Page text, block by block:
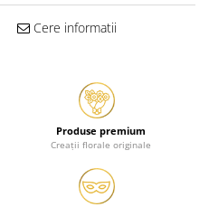
Cere informatii
Produse premium
Creații florale originale